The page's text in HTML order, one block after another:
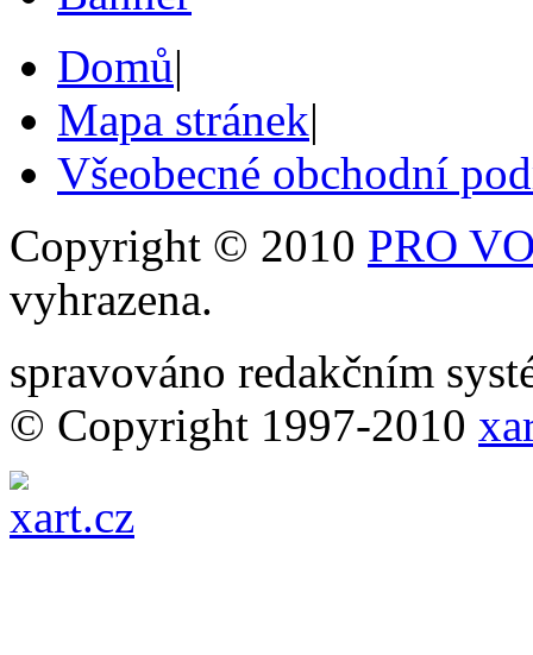
Domů|
Mapa stránek|
Všeobecné obchodní
Copyright © 2010 PRO
vyhrazena.
spravováno redakčním
© Copyright 1997-2010